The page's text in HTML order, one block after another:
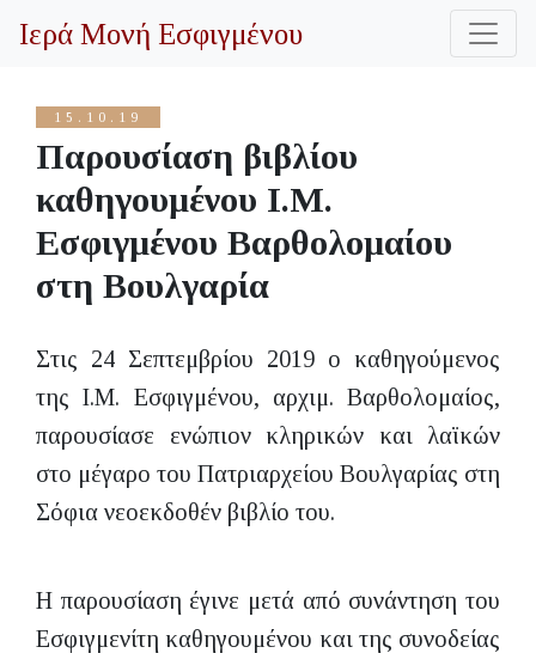
15.10.19
Παρουσίαση βιβλίου
καθηγουμένου Ι.Μ.
Εσφιγμένου Βαρθολομαίου
στη Βουλγαρία
Στις 24 Σεπτεμβρίου 2019 ο καθηγούμενος
της Ι.Μ. Εσφιγμένου, αρχιμ. Βαρθολομαίος,
παρουσίασε ενώπιον κληρικών και λαϊκών
στο μέγαρο του Πατριαρχείου Βουλγαρίας στη
Σόφια νεοεκδοθέν βιβλίο του.
Η παρουσίαση έγινε μετά από συνάντηση του
Εσφιγμενίτη καθηγουμένου και της συνοδείας
Ιερά Μονή Εσφιγμένου